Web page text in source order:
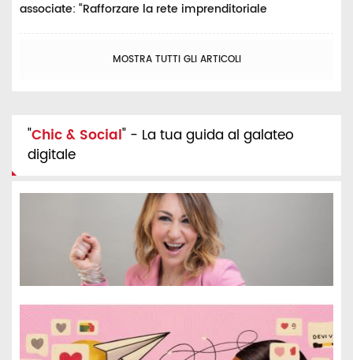
associate: “Rafforzare la rete imprenditoriale
MOSTRA TUTTI GLI ARTICOLI
"Chic & Social" - La tua guida al galateo
digitale